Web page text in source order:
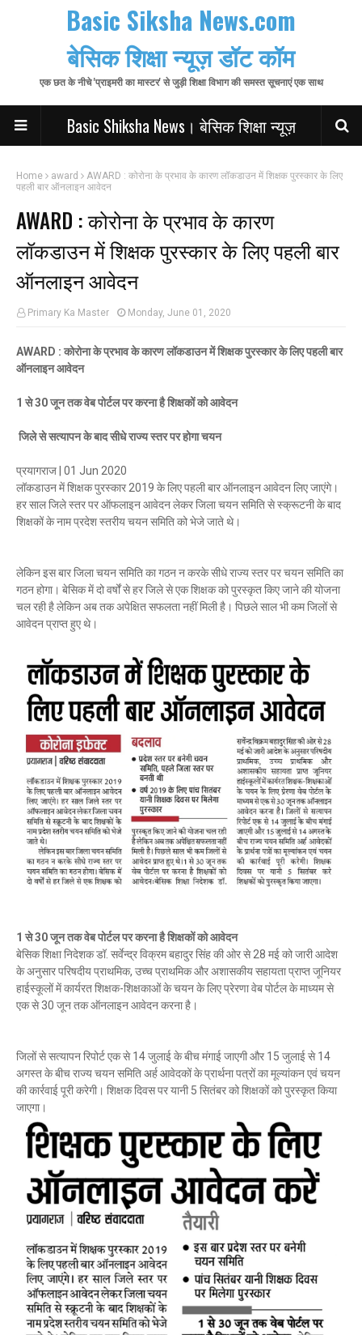
Basic Siksha News.com
बेसिक शिक्षा न्यूज़ डॉट कॉम
एक छत के नीचे 'प्राइमरी का मास्टर' से जुड़ी शिक्षा विभाग की समस्त सूचनाएं एक साथ
Basic Shiksha News। बेसिक शिक्षा न्यूज़
Home award
AWARD : कोरोना के प्रभाव के कारण लॉकडाउन में शिक्षक पुरस्कार के लिए
पहली बार ऑनलाइन आवेदन
AWARD : कोरोना के प्रभाव के कारण
लॉकडाउन में शिक्षक पुरस्कार के लिए पहली बार
ऑनलाइन आवेदन
Primary Ka Master Monday, June 01, 2020
AWARD : कोरोना के प्रभाव के कारण लॉकडाउन में शिक्षक पुरस्कार के लिए पहली बार
ऑनलाइन आवेदन
1 से 30 जून तक वेब पोर्टल पर करना है शिक्षकों को आवेदन
जिले से सत्यापन के बाद सीधे राज्य स्तर पर होगा चयन
प्रयागराज | 01 Jun 2020
लॉकडाउन में शिक्षक पुरस्कार 2019 के लिए पहली बार ऑनलाइन आवेदन लिए जाएंगे।
हर साल जिले स्तर पर ऑफलाइन आवेदन लेकर जिला चयन समिति से स्क्रूटनी के बाद
शिक्षकों के नाम प्रदेश स्तरीय चयन समिति को भेजे जाते थे।
लेकिन इस बार जिला चयन समिति का गठन न करके सीधे राज्य स्तर पर चयन समिति का
गठन होगा। बेसिक में दो वर्षों से हर जिले से एक शिक्षक को पुरस्कृत किए जाने की योजना
चल रही है लेकिन अब तक अपेक्षित सफलता नहीं मिली है। पिछले साल भी कम जिलों से
आवेदन प्राप्त हुए थे।
1 से 30 जून तक वेब पोर्टल पर करना है शिक्षकों को आवेदन
बेसिक शिक्षा निदेशक डॉ. सर्वेन्द्र विक्रम बहादुर सिंह की ओर से 28 मई को जारी आदेश
के अनुसार परिषदीय प्राथमिक, उच्च प्राथमिक और अशासकीय सहायता प्राप्त जूनियर
हाईस्कूलों में कार्यरत शिक्षक-शिक्षकाओं के चयन के लिए प्रेरणा वेब पोर्टल के माध्यम से
एक से 30 जून तक ऑनलाइन आवेदन करना है।
जिलों से सत्यापन रिपोर्ट एक से 14 जुलाई के बीच मंगाई जाएगी और 15 जुलाई से 14
अगस्त के बीच राज्य चयन समिति अर्ह आवेदकों के प्रार्थना पत्रों का मूल्यांकन एवं चयन
की कार्रवाई पूरी करेगी। शिक्षक दिवस पर यानी 5 सितंबर को शिक्षकों को पुरस्कृत किया
जाएगा।